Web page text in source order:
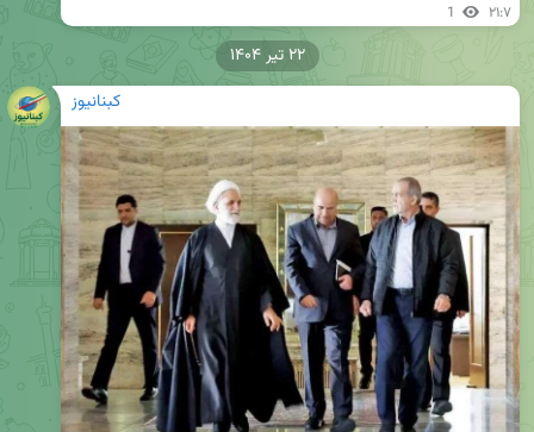
1 ۲۱:۷
کبنانیوز
۲۲ تیر ۱۴۰۴